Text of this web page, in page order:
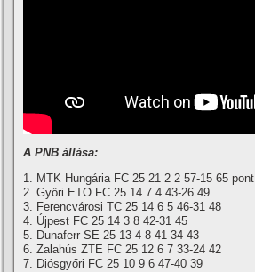
A PNB állása:
1. MTK Hungária FC 25 21 2 2 57-15 65 pont
2. Győri ETO FC 25 14 7 4 43-26 49
3. Ferencvárosi TC 25 14 6 5 46-31 48
4. Újpest FC 25 14 3 8 42-31 45
5. Dunaferr SE 25 13 4 8 41-34 43
6. Zalahús ZTE FC 25 12 6 7 33-24 42
7. Diósgyőri FC 25 10 9 6 47-40 39